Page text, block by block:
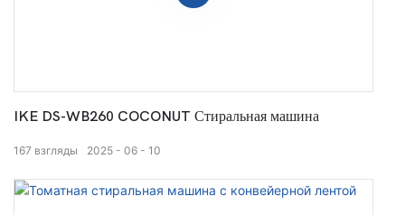
IKE DS-WB260 COCONUT Стиральная машина
2025 06 10
167 взгляды